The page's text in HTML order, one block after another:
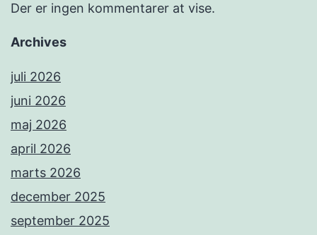
Der er ingen kommentarer at vise.
Archives
juli 2026
juni 2026
maj 2026
april 2026
marts 2026
december 2025
september 2025